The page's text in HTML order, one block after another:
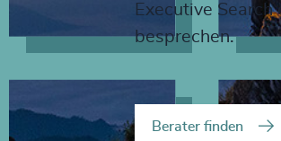
Executive
besprechen.
Berater finden